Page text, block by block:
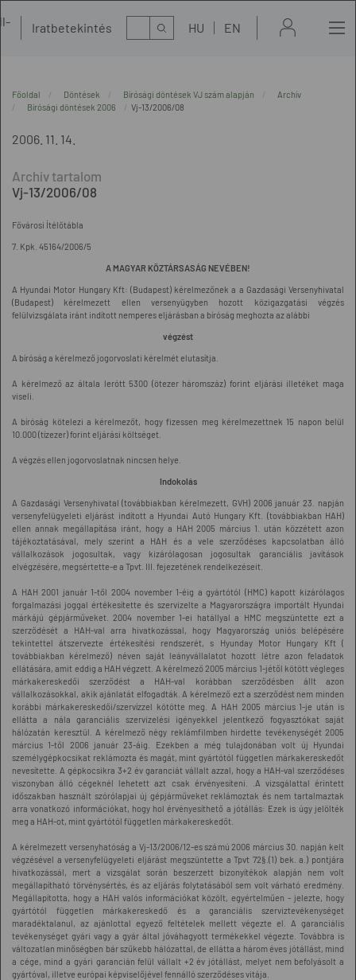
Iratbetekintés Kereső HU EN
Főoldal Döntések Bírósági döntések VJ szám alapján
Archív
Bírósági döntések 2006
Vj-13/2006/08
2006. 11. 14.
Vj-13/2006/08
Fővárosi Ítélőtábla
7. Kpk. 45164/2006/5
A MAGYAR KÖZTÁRSASÁG NEVÉBEN!
A Hyundai Motor Hungary Kft: (Budapest) kérelmezőnek a a Gazdasági Versenyhivatal
(Budapest) kérelmezett ellen versenyügyben hozott közigazgatási végzés
felülvizsgálata iránt indított nemperes eljárásban a bíróság meghozta az alábbi
végzést
A bíróság a kérelmező jogorvoslati kérelmét elutasítja.
A kérelmező az általa lerótt 5300 (ötezer háromszáz) forint eljárási illetéket maga
viseli.
A bíróság kötelezi a kérelmezőt, hogy fizessen meg kérelmezettnek 15 napon belül
10.000 (tízezer) forint eljárási költséget.
A végzés ellen jogorvoslatnak nincsen helye.
Indokolás
A Gazdasági Versenyhivatal (továbbiakban kérelmezett, GVH) 2006 január 23. napján
versenyfelügyeleti eljárást indított a Hyundai Autó Hungary Kft. (továbbiakban HAH)
ellen annak megállapítása iránt, hogy a HAH 2005 március 1. után közzétett azon
tájékoztatásával, mely szerint a HAH és a vele szerződéses kapcsolatban álló
vállalkozások jogosultak, vagy kizárólagosan jogosultak garanciális javítások
elvégzésére, megsértette-e a Tpvt. III. fejezetének rendelkezéseit.
A HAH 2001 január 1-től 2004 november 1-éig a gyártótól (HMC) kapott kizárólagos
forgalmazási joggal értékesítette és szervizelte a Magyarországra importált Hyundai
márkájú gépjárműveket. 2004 november 1-ei hatállyal a HMC megszüntette ezt a
szerződését a HAH-val arra hivatkozással, hogy Magyarország uniós belépésére
tekintettel átszervezte értékesítési rendszerét, s Hyunday Motor Hungary Kft (
továbbiakban kérelmező) néven saját leányvállalatot hozott létre azon feladatok
ellátására, amit eddig a HAH végzett. A kérelmező 2005 március 1-jétől kötött végleges
márkakereskedői szerződést a HAH-val korábban szerződésben állt azon
vállalkozásokkal, akik ajánlatát elfogadták. A kérelmező ezt a szerződést nem minden
korábbi márkakereskedői/szervízzel kötötte meg. A HAH 2005 március 1-je után is
ellátta a nála garanciális szervizelési igényekkel jelentkező fogyasztókat saját
hálózatán keresztül. A kérelmező négy reklámfilmben hirdette tevékenységét 2005
március 1-től 2006 január 23-áig. Ezekben a még tulajdonában volt új Hyundai
személygépkocsikat reklámozta és magát, mint gyártótól független márkakereskedőt
nevesítette. A gépkocsikra 3+2 év garanciát vállalt azzal, hogy a HAH-val szerződéses
viszonyban álló cégeknél lehetett azt csak érvényesíteni. .A vizsgálattal érintett
időszakban használt szórólapjai új gépjárműveket reklámoztak és nem tartalmaztak
arra vonatkozó információkat, hogy hol érvényesíthető a jótállás: Ezek is úgy jelölték
meg a HAH-ot, mint gyártótól független márkakereskedőt.
A kérelmezett versenyhatóság a Vj-13/2006/12-es számú 2006 március 30. napján kelt
végzésével a versenyfelügyeleti eljárást megszüntette a Tpvt 72§.(1) bek. a.) pontjára
hivatkozássál, mert a vizsgálat során beszerzett bizonyítékok alapján nem volt
megállapítható törvénysértés, és az eljárás folytatásából sem volt várható eredmény.
Megállapította, hogy a HAH valós információkat közölt, egyértelműen - jelezte, hogy
gyártótól független márkakereskedő és a garanciális szerviztevékenységet
maradéktalanul, az ajánlottal egyező feltételek mellett végezte el. A garanciális
tevékenységet gyári vagy a gyár által jóváhagyott termékekkel végezte. Továbbra is
változatlan minőségben bár szűkebb hálózattal, de ellátta a három éves jótállást, mind
a cége, mind a gyári garancián felül vállalt +2 év jótállást, melyet nem befolyásolt a
gyártóval, illetve európai képviselőjével fennálló szerződéses vitája.